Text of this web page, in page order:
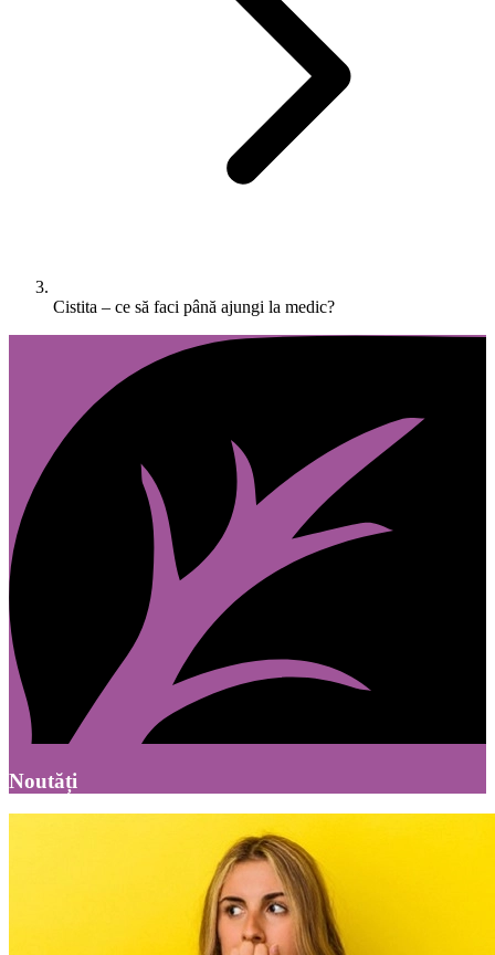
Cistita – ce să faci până ajungi la medic?
Noutăți